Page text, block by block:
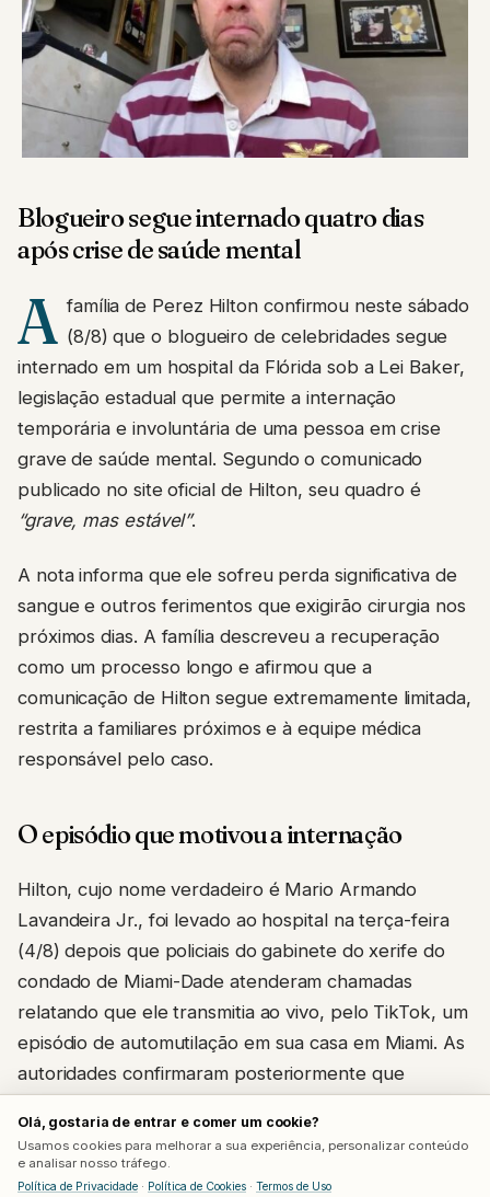
Blogueiro segue internado quatro dias
após crise de saúde mental
A família de Perez Hilton confirmou neste sábado
(8/8) que o blogueiro de celebridades segue
internado em um hospital da Flórida sob a Lei Baker,
legislação estadual que permite a internação
temporária e involuntária de uma pessoa em crise
grave de saúde mental. Segundo o comunicado
publicado no site oficial de Hilton, seu quadro é
“grave, mas estável”.
A nota informa que ele sofreu perda significativa de
sangue e outros ferimentos que exigirão cirurgia nos
próximos dias. A família descreveu a recuperação
como um processo longo e afirmou que a
comunicação de Hilton segue extremamente limitada,
restrita a familiares próximos e à equipe médica
responsável pelo caso.
O episódio que motivou a internação
Hilton, cujo nome verdadeiro é Mario Armando
Lavandeira Jr., foi levado ao hospital na terça-feira
(4/8) depois que policiais do gabinete do xerife do
condado de Miami-Dade atenderam chamadas
relatando que ele transmitia ao vivo, pelo TikTok, um
episódio de automutilação em sua casa em Miami. As
autoridades confirmaram posteriormente que
encaminhá-la para atendimento médico.
O TikTok afirmou, em nota à Deadline, que a
Olá, gostaria de entrar e comer um cookie?
Usamos cookies para melhorar a sua experiência, personalizar conteúdo
e analisar nosso tráfego.
Política de Privacidade · Política de Cookies · Termos de Uso